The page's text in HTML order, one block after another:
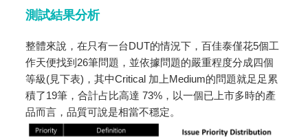
測試結果分析
整體來說，在只有一台DUT的情況下，百佳泰僅花5個工
作天便找到26筆問題，並依據問題的嚴重程度分成四個
等級(見下表)，其中Critical 加上Medium的問題就足足累
積了19筆，合計占比高達 73%，以一個已上市多時的產
品而言，品質可說是相當不穩定。